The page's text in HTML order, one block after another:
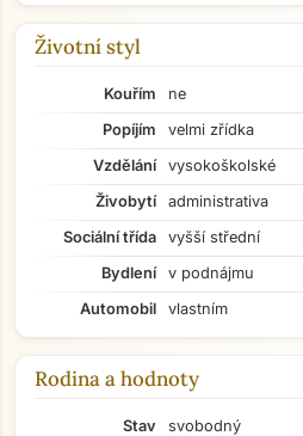
Životní styl
Kouřím
ne
Popíjím
velmi zřídka
Vzdělání
vysokoškolské
Živobytí
administrativa
Sociální třída
vyšší střední
Bydlení
v podnájmu
Automobil
vlastním
Rodina a hodnoty
Stav
svobodný